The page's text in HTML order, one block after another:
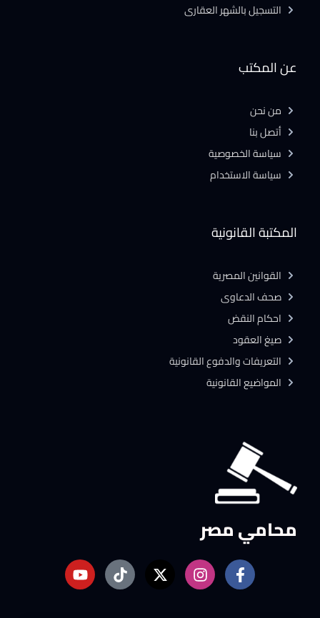
محامي مصر
المكتبة القانونية
القوانين المصرية
صحف الدعاوى
احكام النقض
صيغ العقود
التعريفات والدفوع القانونية
المواضيع القانونية
عن المكتب
من نحن
أتصل بنا
سياسة الخصوصية
سياسة الاستخدام
التسجيل بالشهر العقارى